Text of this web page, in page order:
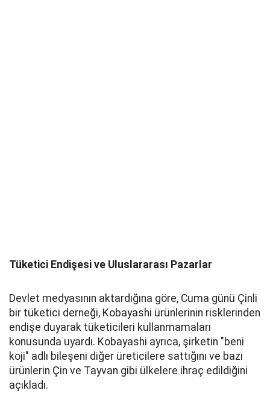
Tüketici Endişesi ve Uluslararası Pazarlar
Devlet medyasının aktardığına göre, Cuma günü Çinli
bir tüketici derneği, Kobayashi ürünlerinin risklerinden
endişe duyarak tüketicileri kullanmamaları
konusunda uyardı. Kobayashi ayrıca, şirketin "beni
koji" adlı bileşeni diğer üreticilere sattığını ve bazı
ürünlerin Çin ve Tayvan gibi ülkelere ihraç edildiğini
açıkladı.